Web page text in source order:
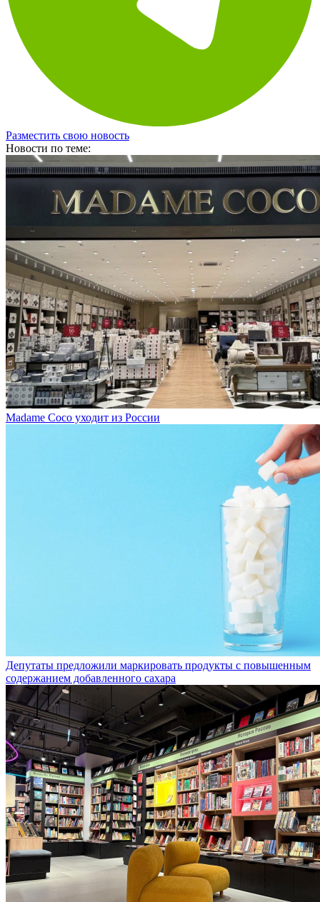
Разместить свою новость
Новости по теме:
Madame Coco уходит из России
Депутаты предложили маркировать продукты с повышенным
содержанием добавленного сахара